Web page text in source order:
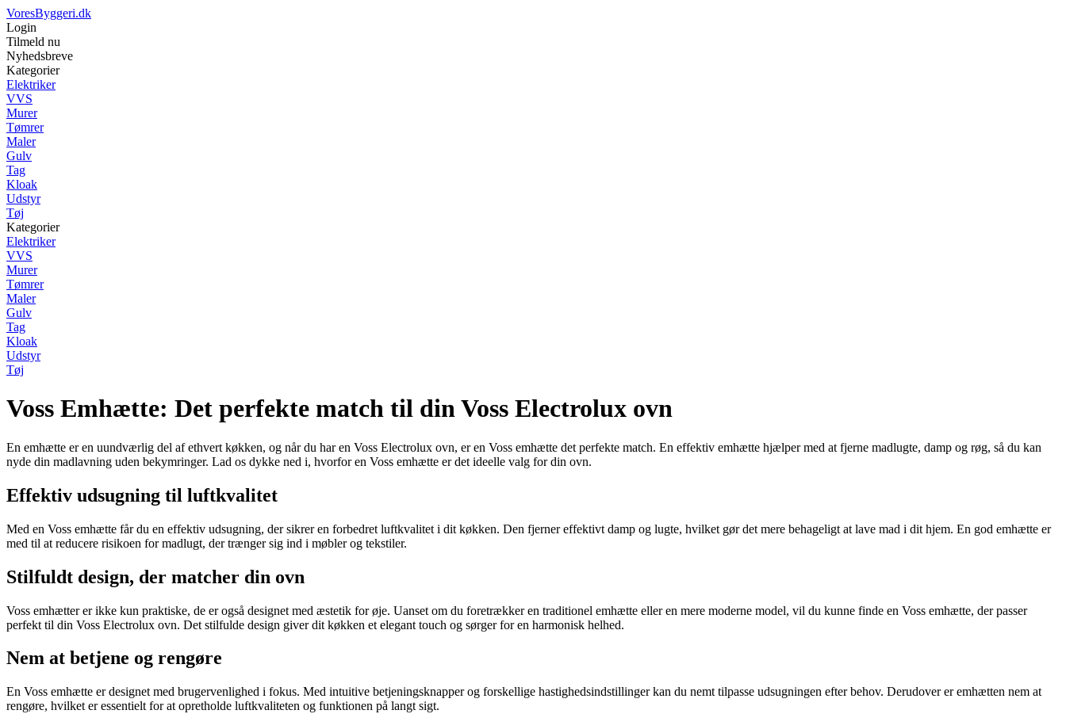
VoresByggeri.dk
Login
Tilmeld nu
Nyhedsbreve
Kategorier
Elektriker
VVS
Murer
Tømrer
Maler
Gulv
Tag
Kloak
Udstyr
Tøj
Kategorier
Elektriker
VVS
Murer
Tømrer
Maler
Gulv
Tag
Kloak
Udstyr
Tøj
Voss Emhætte: Det perfekte match til din Voss Electrolux ovn
En emhætte er en uundværlig del af ethvert køkken, og når du har en Voss Electrolux ovn, er en Voss emhætte det perfekte match. En effektiv emhætte hjælper med at fjerne madlugte, damp og røg, så du kan
nyde din madlavning uden bekymringer. Lad os dykke ned i, hvorfor en Voss emhætte er det ideelle valg for din ovn.
Effektiv udsugning til luftkvalitet
Med en Voss emhætte får du en effektiv udsugning, der sikrer en forbedret luftkvalitet i dit køkken. Den fjerner effektivt damp og lugte, hvilket gør det mere behageligt at lave mad i dit hjem. En god emhætte er
med til at reducere risikoen for madlugt, der trænger sig ind i møbler og tekstiler.
Stilfuldt design, der matcher din ovn
Voss emhætter er ikke kun praktiske, de er også designet med æstetik for øje. Uanset om du foretrækker en traditionel emhætte eller en mere moderne model, vil du kunne finde en Voss emhætte, der passer
perfekt til din Voss Electrolux ovn. Det stilfulde design giver dit køkken et elegant touch og sørger for en harmonisk helhed.
Nem at betjene og rengøre
En Voss emhætte er designet med brugervenlighed i fokus. Med intuitive betjeningsknapper og forskellige hastighedsindstillinger kan du nemt tilpasse udsugningen efter behov. Derudover er emhætten nem at
rengøre, hvilket er essentielt for at opretholde luftkvaliteten og funktionen på langt sigt.